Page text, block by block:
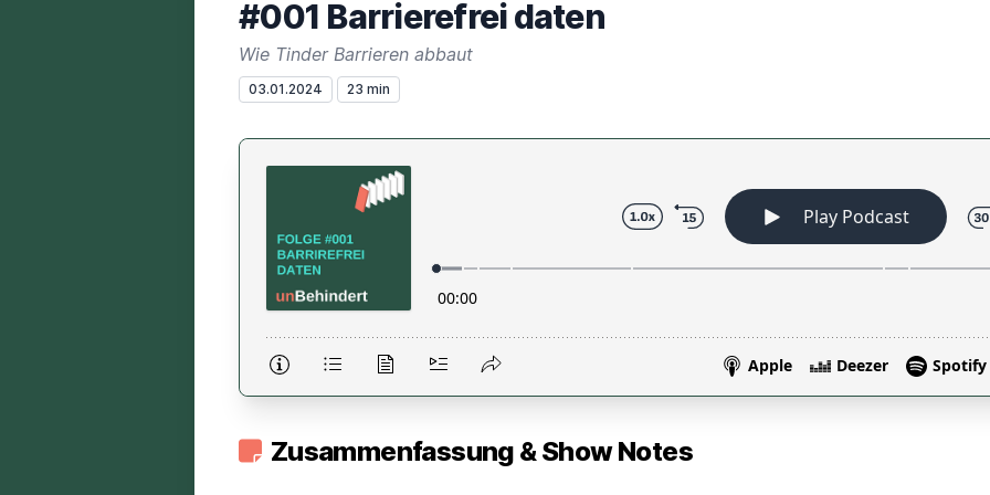
#001 Barrierefrei daten
Wie Tinder Barrieren abbaut
03.01.2024 23 min
Zusammenfassung & Show Notes